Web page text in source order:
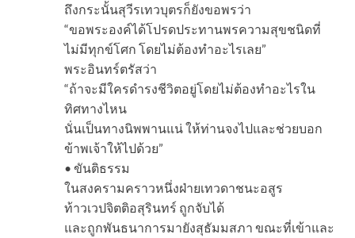
ถึงกระนั้นสุวีรเทวบุตรก็ยังขอพรว่า
“ขอพระองค์ได้โปรดประทานพรความสุขชนิดที่
ไม่มีทุกข์โศก โดยไม่ต้องทำอะไรเลย”
พระอินทร์ตรัสว่า
“ถ้าจะมีใครดำรงชีวิตอยู่โดยไม่ต้องทำอะไรใน
ทิศทางไหน
นั่นเป็นทางนิพพานแน่ ให้ท่านจงไปและช่วยบอก
ข้าพเจ้าให้ไปด้วย”
• ขันติธรรม
ในสงครามคราวหนึ่งฝ่ายเทวดาชนะอสูร
ท้าวเวปจิตติอสุรินทร์ ถูกจับได้
และถูกพันธนาการมายังสุธัมมสภา ขณะที่เข้าและ